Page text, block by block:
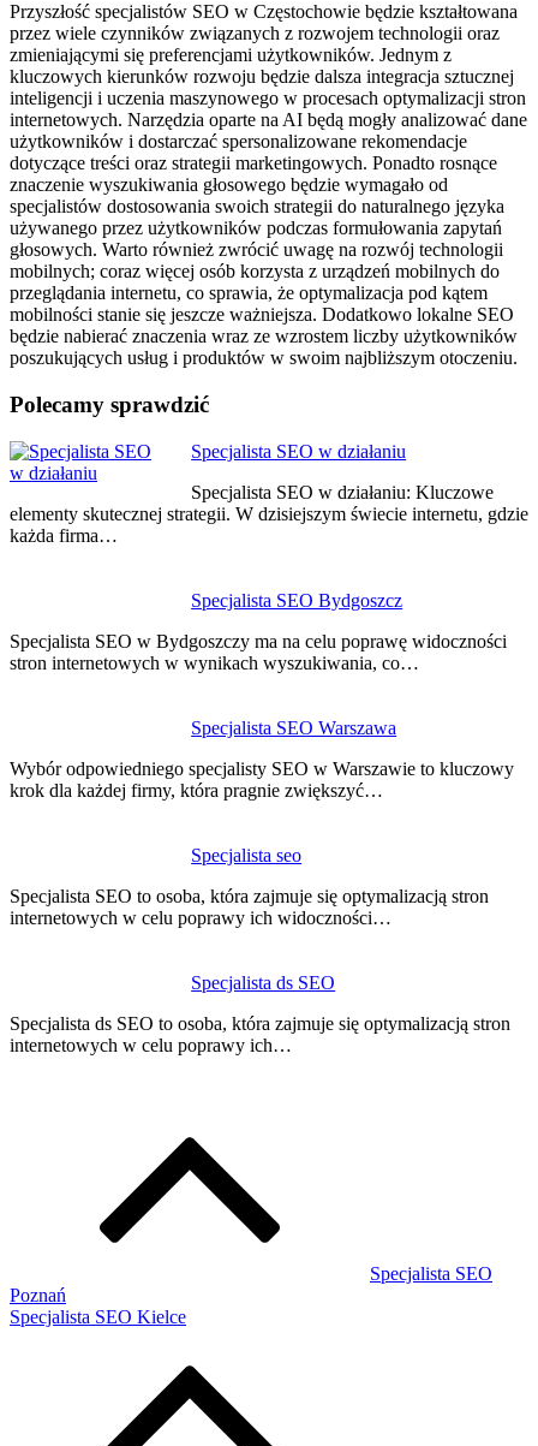
Przyszłość specjalistów SEO w Częstochowie będzie kształtowana
przez wiele czynników związanych z rozwojem technologii oraz
zmieniającymi się preferencjami użytkowników. Jednym z
kluczowych kierunków rozwoju będzie dalsza integracja sztucznej
inteligencji i uczenia maszynowego w procesach optymalizacji stron
internetowych. Narzędzia oparte na AI będą mogły analizować dane
użytkowników i dostarczać spersonalizowane rekomendacje
dotyczące treści oraz strategii marketingowych. Ponadto rosnące
znaczenie wyszukiwania głosowego będzie wymagało od
specjalistów dostosowania swoich strategii do naturalnego języka
używanego przez użytkowników podczas formułowania zapytań
głosowych. Warto również zwrócić uwagę na rozwój technologii
mobilnych; coraz więcej osób korzysta z urządzeń mobilnych do
przeglądania internetu, co sprawia, że optymalizacja pod kątem
mobilności stanie się jeszcze ważniejsza. Dodatkowo lokalne SEO
będzie nabierać znaczenia wraz ze wzrostem liczby użytkowników
poszukujących usług i produktów w swoim najbliższym otoczeniu.
Polecamy sprawdzić
Specjalista SEO w działaniu
Specjalista SEO w działaniu: Kluczowe
elementy skutecznej strategii. W dzisiejszym świecie internetu, gdzie
każda firma…
Specjalista SEO Bydgoszcz
Specjalista SEO w Bydgoszczy ma na celu poprawę widoczności
stron internetowych w wynikach wyszukiwania, co…
Specjalista SEO Warszawa
Wybór odpowiedniego specjalisty SEO w Warszawie to kluczowy
krok dla każdej firmy, która pragnie zwiększyć…
Specjalista seo
Specjalista SEO to osoba, która zajmuje się optymalizacją stron
internetowych w celu poprawy ich widoczności…
Specjalista ds SEO
Specjalista ds SEO to osoba, która zajmuje się optymalizacją stron
internetowych w celu poprawy ich…
Nawigacja
wpisu
Specjalista SEO
Poznań
Specjalista SEO Kielce